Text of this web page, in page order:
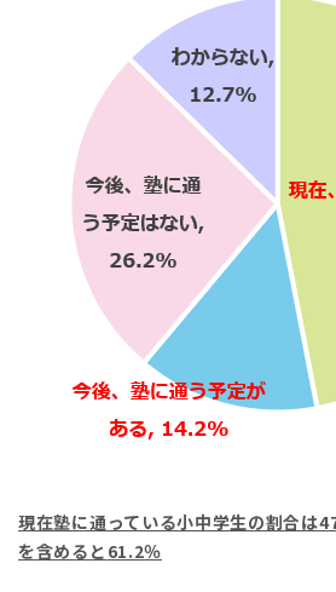
現在塾に通っている小中学生の割合は
を含めると 61.2％